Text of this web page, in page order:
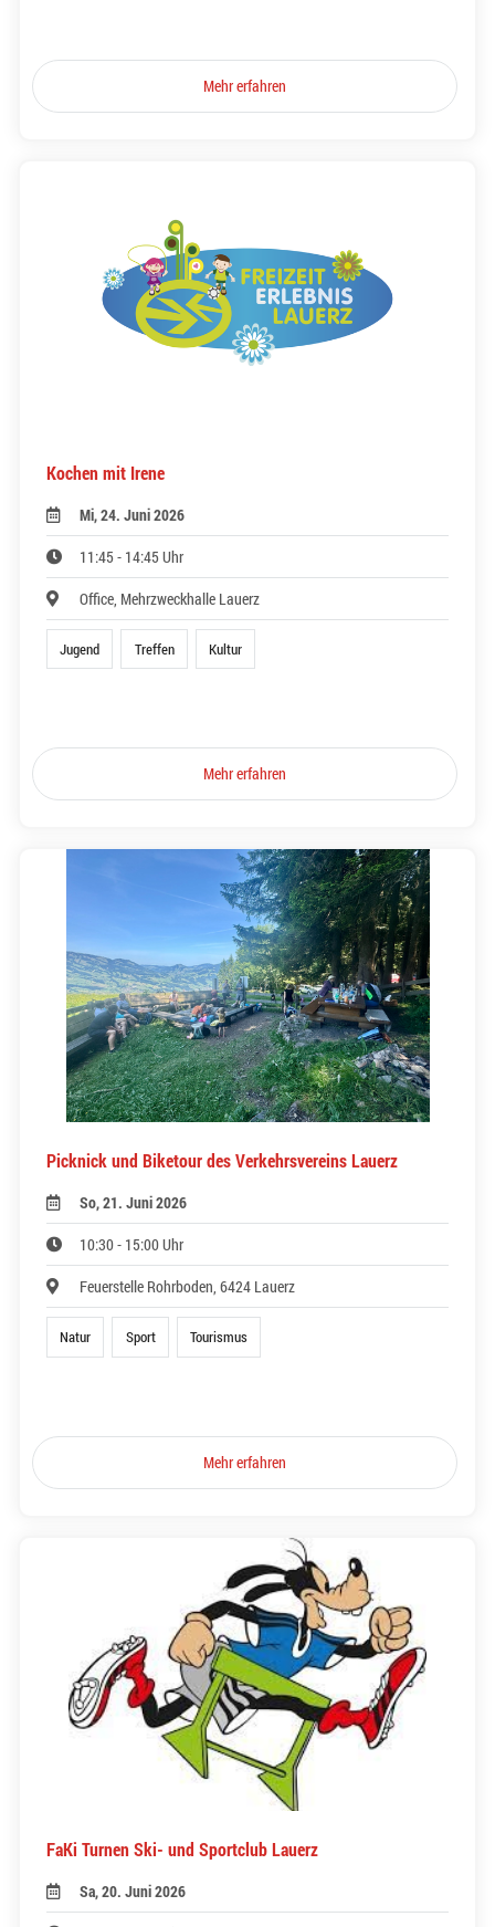
Mehr erfahren
Kochen mit Irene
Mi, 24. Juni 2026
11:45 - 14:45 Uhr
Office, Mehrzweckhalle Lauerz
Jugend Treffen Kultur
Mehr erfahren
Picknick und Biketour des Verkehrsvereins Lauerz
So, 21. Juni 2026
10:30 - 15:00 Uhr
Feuerstelle Rohrboden, 6424 Lauerz
Natur Sport Tourismus
Mehr erfahren
FaKi Turnen Ski- und Sportclub Lauerz
Sa, 20. Juni 2026